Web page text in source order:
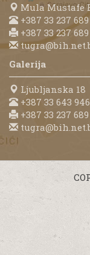
Mula Mustafe
+387 33 237 689
+387 33 237 689
Galerija
Ljubljanska 18
+387 33 643 946
+387 33 237 689